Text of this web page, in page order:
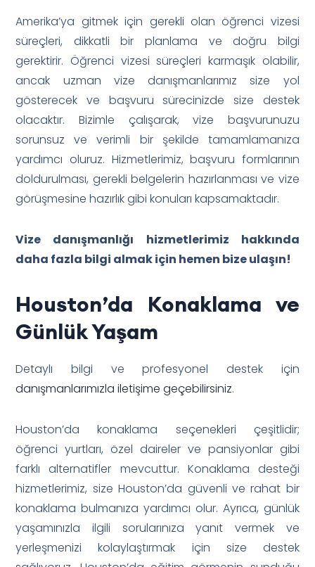
Amerika’ya gitmek için gerekli olan öğrenci vizesi
süreçleri, dikkatli bir planlama ve doğru bilgi
gerektirir. Öğrenci vizesi süreçleri karmaşık olabilir,
ancak uzman vize danışmanlarımız size yol
gösterecek ve başvuru sürecinizde size destek
olacaktır. Bizimle çalışarak, vize başvurunuzu
sorunsuz ve verimli bir şekilde tamamlamanıza
yardımcı oluruz. Hizmetlerimiz, başvuru formlarının
doldurulması, gerekli belgelerin hazırlanması ve vize
görüşmesine hazırlık gibi konuları kapsamaktadır.
Vize danışmanlığı hizmetlerimiz hakkında
daha fazla bilgi almak için hemen bize ulaşın!
Houston’da Konaklama ve
Günlük Yaşam
Detaylı bilgi ve profesyonel destek için
danışmanlarımızla iletişime geçebilirsiniz.
Houston’da konaklama seçenekleri çeşitlidir;
öğrenci yurtları, özel daireler ve pansiyonlar gibi
farklı alternatifler mevcuttur. Konaklama desteği
hizmetlerimiz, size Houston’da güvenli ve rahat bir
konaklama bulmanıza yardımcı olur. Ayrıca, günlük
yaşamınızla ilgili sorularınıza yanıt vermek ve
yerleşmenizi kolaylaştırmak için size destek